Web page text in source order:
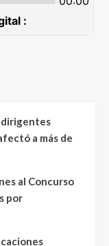
dirigentes
a más de
al Concurso
por